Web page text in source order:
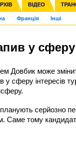
ВІДЕО
Друга ліга Кубок
Ліга націй
Франція Інші
конфедерацій ЧЄ-
УПЛ-
у сферу
Довбик може
у сферу інтересів
серйозно
Саме тому